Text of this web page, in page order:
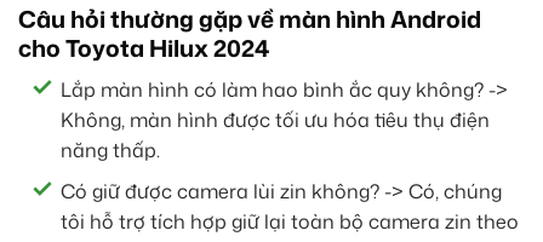
Câu hỏi thường gặp về màn hình Android
cho Toyota Hilux 2024
Lắp màn hình có làm hao bình ắc quy không? ->
Không, màn hình được tối ưu hóa tiêu thụ điện
năng thấp.
Có giữ được camera lùi zin không? -> Có, chúng
tôi hỗ trợ tích hợp giữ lại toàn bộ camera zin theo